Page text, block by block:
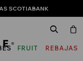
SCOTIABANK
FRUIT
REBAJAS